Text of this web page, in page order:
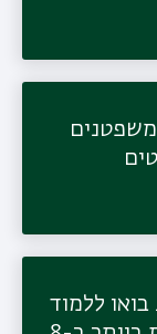
לפרטים
ללמוד